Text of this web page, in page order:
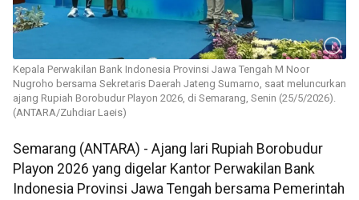
Kepala Perwakilan Bank Indonesia Provinsi Jawa Tengah M Noor
Nugroho bersama Sekretaris Daerah Jateng Sumarno, saat meluncurkan
ajang Rupiah Borobudur Playon 2026, di Semarang, Senin (25/5/2026).
(ANTARA/Zuhdiar Laeis)
Semarang (ANTARA) - Ajang lari Rupiah Borobudur
Playon 2026 yang digelar Kantor Perwakilan Bank
Indonesia Provinsi Jawa Tengah bersama Pemerintah